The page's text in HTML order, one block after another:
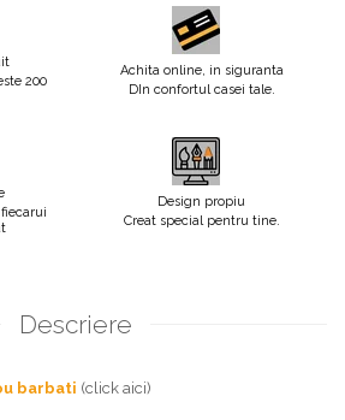
200
Achita online, in siguranta
DIn confortul casei tale.
Design propiu
Creat special pentru tine.
Descriere
barbati (click aici)